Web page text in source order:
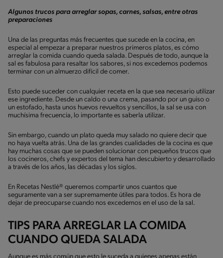
Algunos trucos para arreglar sopas, carnes, salsas, entre otras
preparaciones
Una de las preguntas más frecuentes que sucede en la cocina, en
especial al empezar a preparar nuestros primeros platos, es cómo
arreglar la comida cuando queda salada. Después de todo, aunque la
sal es fabulosa para resaltar los sabores, si nos excedemos podemos
terminar con un almuerzo difícil de comer.
Esto puede suceder con cualquier receta en la que sea necesario utilizar
ese ingrediente. Desde un caldo o una crema, pasando por un guiso o
un estofado, hasta unos huevos revueltos y sencillos, la sal se usa con
muchísima frecuencia, lo importante es saberla utilizar.
Sin embargo, cuando un plato queda muy salado no quiere decir que
no haya vuelta atrás. Una de las grandes cualidades de la cocina es que
hay muchas cosas que se pueden solucionar con pequeños trucos que
los cocineros, chefs y expertos del tema han descubierto y desarrollado
a través de los años, las décadas y los siglos.
En Recetas Nestlé® queremos compartir unos cuantos que
seguramente van a ser supremamente útiles para todos. Es hora de
dejar de preocuparse cuando nos excedemos en el uso de la sal.
TIPS PARA ARREGLAR LA COMIDA
CUANDO QUEDA SALADA